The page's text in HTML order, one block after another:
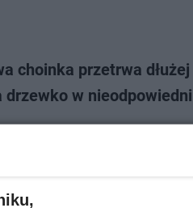
choinka przetrwa
drzewko w